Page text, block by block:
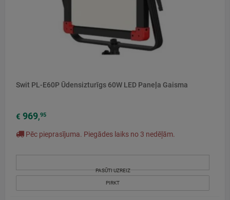
Swit PL-E60P Ūdensizturīgs 60W LED Paneļa Gaisma
€ 969,95
Pēc pieprasījuma. Piegādes laiks no 3 nedēļām.
PASŪTI UZREIZ
PIRKT